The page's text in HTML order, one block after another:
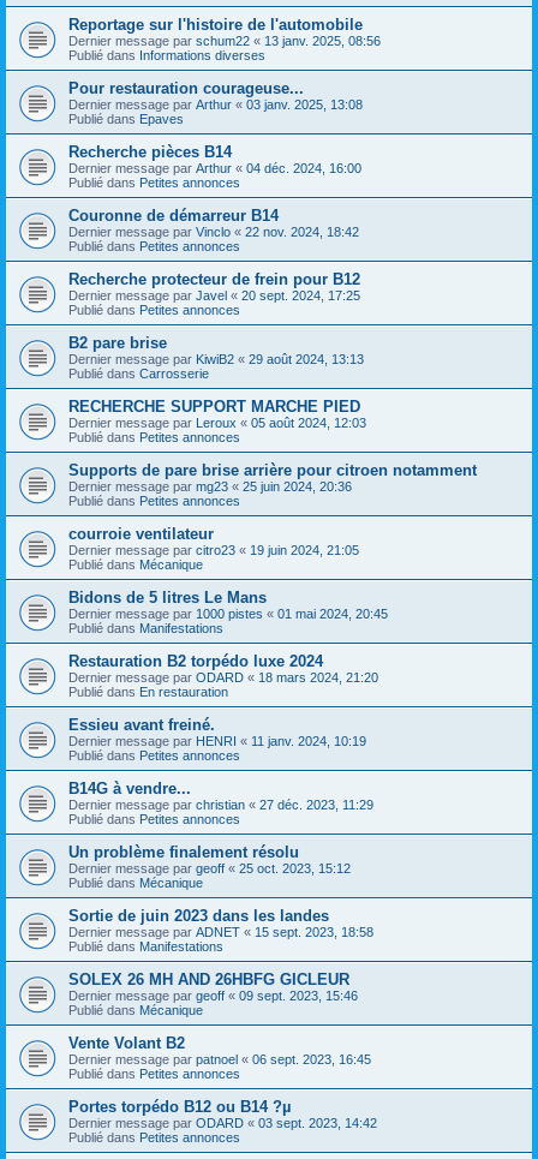
Reportage sur l'histoire de l'automobile
Dernier message par schum22 « 13 janv. 2025, 08:56
Publié dans Informations diverses
Pour restauration courageuse...
Dernier message par Arthur « 03 janv. 2025, 13:08
Publié dans Epaves
Recherche pièces B14
Dernier message par Arthur « 04 déc. 2024, 16:00
Publié dans Petites annonces
Couronne de démarreur B14
Dernier message par Vinclo « 22 nov. 2024, 18:42
Publié dans Petites annonces
Recherche protecteur de frein pour B12
Dernier message par Javel « 20 sept. 2024, 17:25
Publié dans Petites annonces
B2 pare brise
Dernier message par KiwiB2 « 29 août 2024, 13:13
Publié dans Carrosserie
RECHERCHE SUPPORT MARCHE PIED
Dernier message par Leroux « 05 août 2024, 12:03
Publié dans Petites annonces
Supports de pare brise arrière pour citroen notamment
Dernier message par mg23 « 25 juin 2024, 20:36
Publié dans Petites annonces
courroie ventilateur
Dernier message par citro23 « 19 juin 2024, 21:05
Publié dans Mécanique
Bidons de 5 litres Le Mans
Dernier message par 1000 pistes « 01 mai 2024, 20:45
Publié dans Manifestations
Restauration B2 torpédo luxe 2024
Dernier message par ODARD « 18 mars 2024, 21:20
Publié dans En restauration
Essieu avant freiné.
Dernier message par HENRI « 11 janv. 2024, 10:19
Publié dans Petites annonces
B14G à vendre...
Dernier message par christian « 27 déc. 2023, 11:29
Publié dans Petites annonces
Un problème finalement résolu
Dernier message par geoff « 25 oct. 2023, 15:12
Publié dans Mécanique
Sortie de juin 2023 dans les landes
Dernier message par ADNET « 15 sept. 2023, 18:58
Publié dans Manifestations
SOLEX 26 MH AND 26HBFG GICLEUR
Dernier message par geoff « 09 sept. 2023, 15:46
Publié dans Mécanique
Vente Volant B2
Dernier message par patnoel « 06 sept. 2023, 16:45
Publié dans Petites annonces
Portes torpédo B12 ou B14 ?µ
Dernier message par ODARD « 03 sept. 2023, 14:42
Publié dans Petites annonces